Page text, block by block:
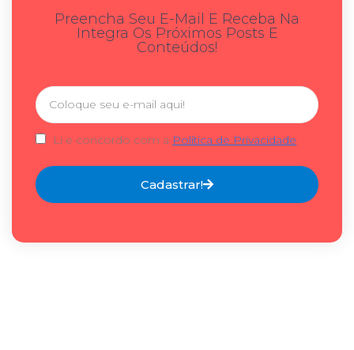
Preencha Seu E-Mail E Receba Na
Integra Os Próximos Posts E
Conteúdos!
Li e concordo com a Política de Privacidade
Cadastrar!